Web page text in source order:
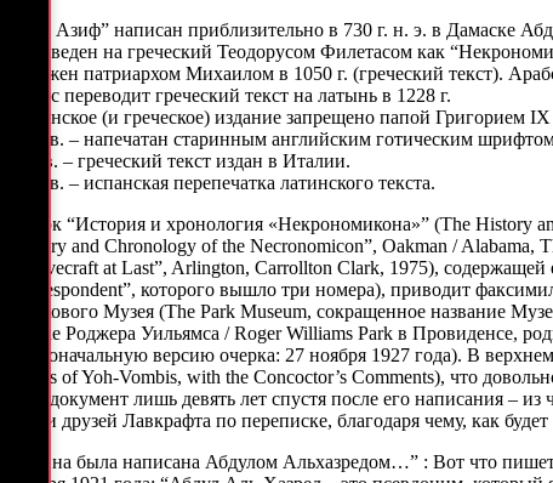
“Аль Азиф” написан приблизительно в 730 г. н. э. в Дамаске
Переведен на греческий Теодорусом Филетасом как
Сожжен патриархом Михаилом в 1050 г. (греческий текст).
Олаус переводит греческий текст на латынь в 1228 г.
Латинское (и греческое) издание запрещено папой Григорием IX
XIV в. – напечатан старинным английским готическим
XV в. – греческий текст издан в Италии.
XVI в. – испанская перепечатка латинского текста.
Очерк “История и хронология «Некрономикона»” (The History
History and Chronology of the Necronomicon”, Oakman /
(“Lovecraft at Last”, Arlington, Carrollton Clark, 1975),
Correspondent”, которого вышло три номера), приводит
Паркового Музея (The Park Museum, сокращенное название
Парке Роджера Уильямса / Roger Williams Park в Провиденсе,
первоначальную версию очерка: 27 ноября 1927 года). В
Vaults of Yoh-Vombis, with the Concoctor’s Comments), что
этот документ лишь девять лет спустя после его написания –
среди друзей Лавкрафта по переписке, благодаря чему, как
“…Она была написана Абдулом Альхазредом…” : Вот что